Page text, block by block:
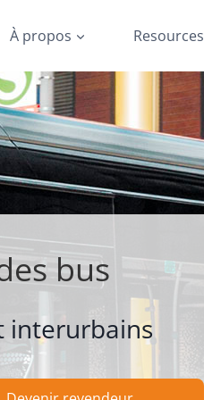
À propos Resources
bus
interurbains